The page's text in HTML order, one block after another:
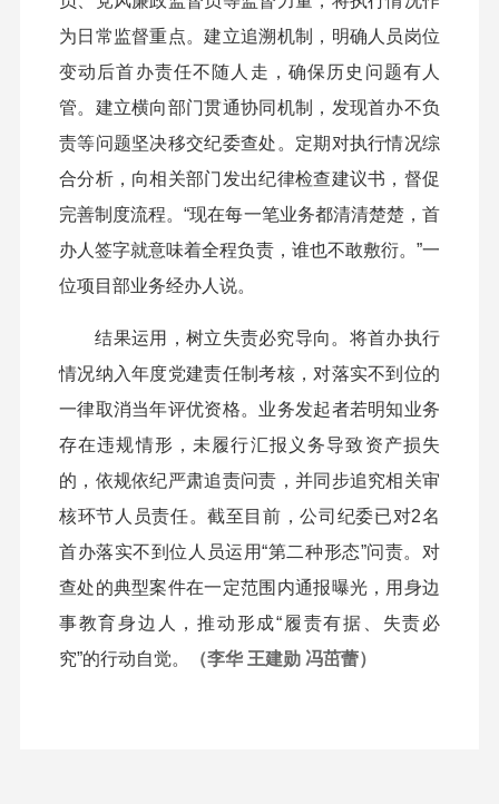
为日常监督重点。建立追溯机制，明确人员岗位
变动后首办责任不随人走，确保历史问题有人
管。建立横向部门贯通协同机制，发现首办不负
责等问题坚决移交纪委查处。定期对执行情况综
合分析，向相关部门发出纪律检查建议书，督促
完善制度流程。“现在每一笔业务都清清楚楚，首
办人签字就意味着全程负责，谁也不敢敷衍。”一
位项目部业务经办人说。
结果运用，树立失责必究导向。将首办执行
情况纳入年度党建责任制考核，对落实不到位的
一律取消当年评优资格。业务发起者若明知业务
存在违规情形，未履行汇报义务导致资产损失
的，依规依纪严肃追责问责，并同步追究相关审
核环节人员责任。截至目前，公司纪委已对2名
首办落实不到位人员运用“第二种形态”问责。对
查处的典型案件在一定范围内通报曝光，用身边
事教育身边人，推动形成“履责有据、失责必
究”的行动自觉。
（李华 王建勋 冯茁蕾）